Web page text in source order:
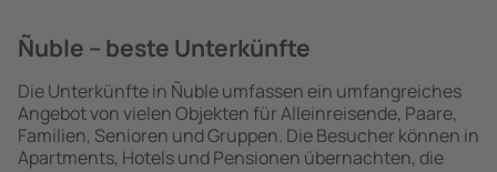
Ñuble – beste Unterkünfte
Die Unterkünfte in Ñuble umfassen ein umfangreiches
Angebot von vielen Objekten für Alleinreisende, Paare,
Familien, Senioren und Gruppen. Die Besucher können in
Apartments, Hotels und Pensionen übernachten, die